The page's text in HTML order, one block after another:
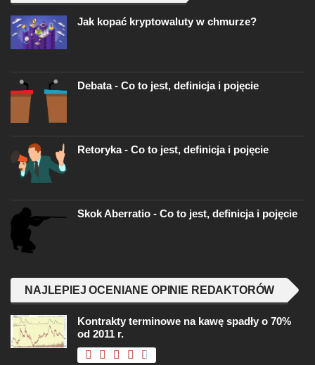
Jak kopać kryptowaluty w chmurze?
Debata - Co to jest, definicja i pojęcie
Retoryka - Co to jest, definicja i pojęcie
Skok Aberratio - Co to jest, definicja i pojęcie
NAJLEPIEJ OCENIANE OPINIE REDAKTORÓW
Kontrakty terminowe na kawę spadły o 70%
od 2011 r.